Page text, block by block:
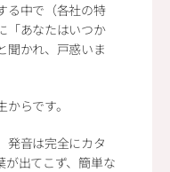
る中で（各社の特
「あなたはいつか
聞かれ、戸惑いま
らです。
発音は完全にカタ
が出てこず、簡単な